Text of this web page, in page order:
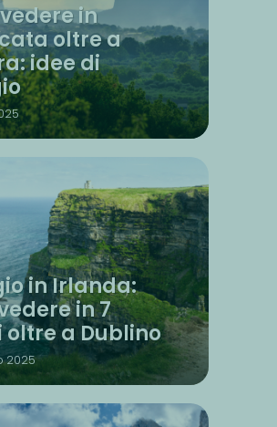
in
oltre a
idee di
in Irlanda:
in 7
oltre a Dublino
2025